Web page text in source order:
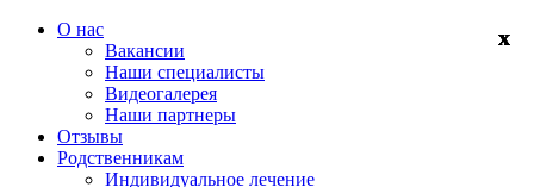
О нас
Вакансии
Наши специалисты
Видеогалерея
Наши партнеры
Отзывы
Родственникам
Индивидуальное лечение